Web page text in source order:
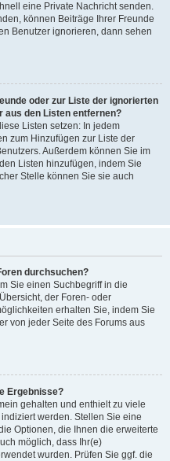
eine Private Nachricht senden.
können Beiträge Ihrer Freunde
Benutzer ignorieren, dann sehen
oder zur Liste der ignorierten
aus den Listen entfernen?
Listen setzen: In jedem
zum Hinzufügen zur Liste der
Außerdem können Sie im
Listen hinzufügen, indem Sie
Stelle können Sie sie auch
durchsuchen?
Sie einen Suchbegriff in die
der Foren- oder
erhalten Sie, indem Sie
von jeder Seite des Forums aus
Ergebnisse?
gehalten und enthielt zu viele
werden. Stellen Sie eine
Optionen, die Ihnen die erweiterte
möglich, dass Ihr(e)
wurden. Prüfen Sie ggf. die